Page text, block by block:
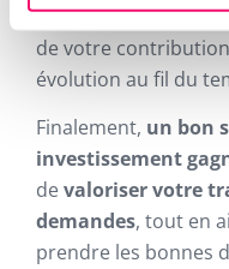
Votre manager
de votre
évolution au fil du
Finalement, un bon
investissement
devaloriser votre
demandes, tout en
prendre les bonnes